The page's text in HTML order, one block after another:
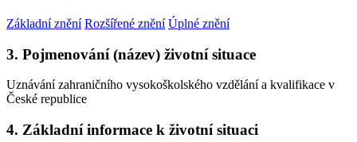
Základní znění Rozšířené znění Úplné znění
3. Pojmenování (název) životní situace
Uznávání zahraničního vysokoškolského vzdělání a kvalifikace v
České republice
4. Základní informace k životní situaci